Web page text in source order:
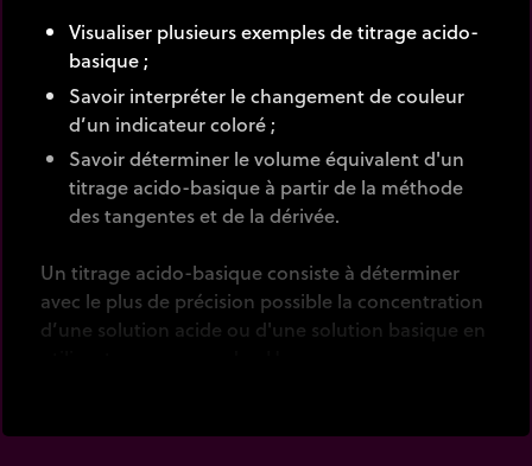
Visualiser plusieurs exemples de titrage acido-
basique ;
Savoir interpréter le changement de couleur
d’un indicateur coloré ;
Savoir déterminer le volume équivalent d'un
titrage acido-basique à partir de la méthode
des tangentes et de la dérivée.
Un titrage acido-basique consiste à déterminer
avec le plus de précision possible la concentration
d’une solution acide ou d'une solution basique en
obtenu à l’équivalence. Deux méthodes sont les